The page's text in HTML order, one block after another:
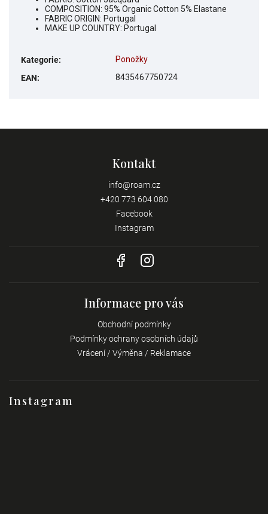
COMPOSITION: 95% Organic Cotton 5% Elastane
FABRIC ORIGIN: Portugal
MAKE UP COUNTRY: Portugal
Kategorie:
Ponožky
EAN: 8435467750724
Instagram
Kontakt
info@roam.cz
+420 773 604 080
Facebook
Instagram
Informace pro vás
Obchodní podmínky
Podmínky ochrany osobních údajů
Vrácení / Výměna / Reklamace